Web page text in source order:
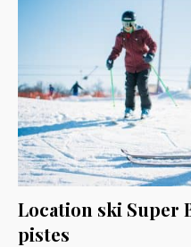
Location ski Super
pistes